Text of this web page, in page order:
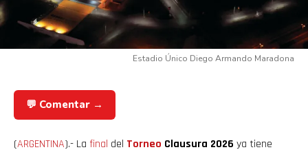
Estadio Único Diego Armando Maradona
💬 Comentar →
(ARGENTINA).- La final del Torneo Clausura 2026 ya tiene